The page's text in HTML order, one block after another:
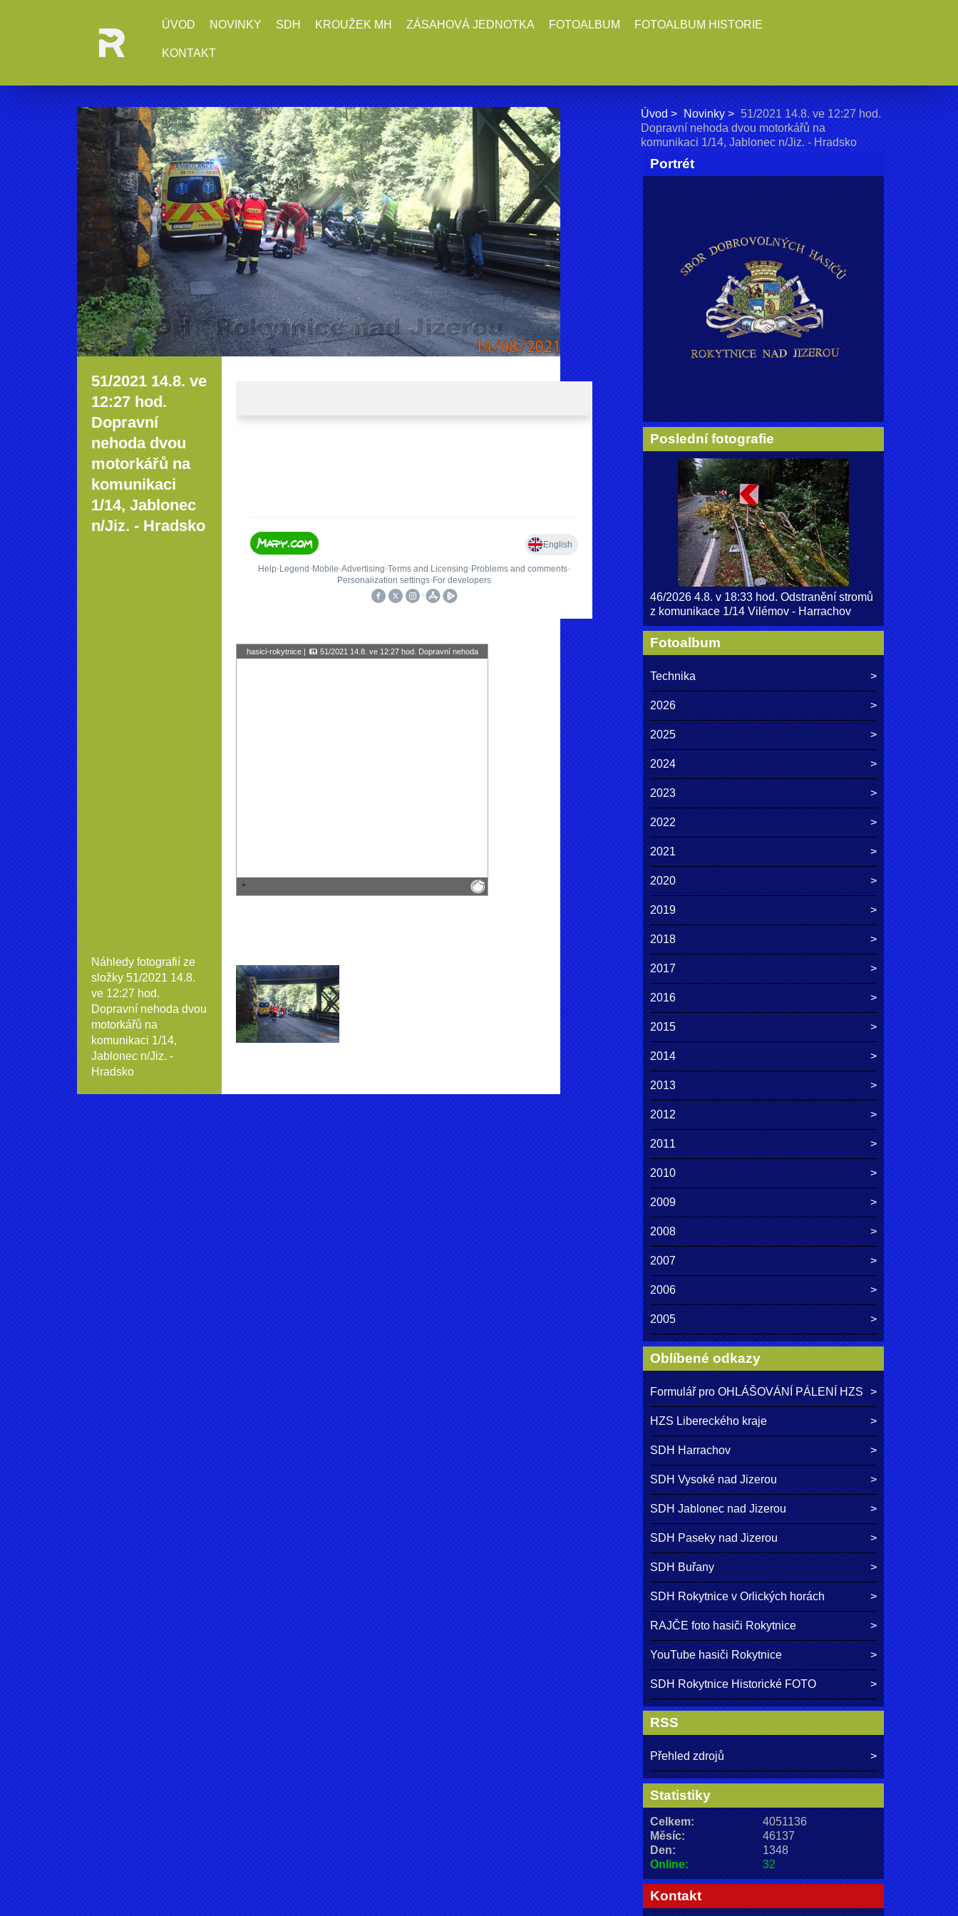
ÚVOD NOVINKY SDH KROUŽEK MH ZÁSAHOVÁ JEDNOTKA FOTOALBUM FOTOALBUM HISTORIE
KONTAKT
51/2021 14.8. ve
12:27 hod.
Dopravní
nehoda dvou
motorkářů na
komunikaci
1/14, Jablonec
n/Jiz. - Hradsko
Náhledy fotografií ze
složky 51/2021 14.8.
ve 12:27 hod.
Dopravní nehoda dvou
motorkářů na
komunikaci 1/14,
Jablonec n/Jiz. -
Hradsko
Úvod Novinky
51/2021 14.8. ve 12:27 hod.
Dopravní nehoda dvou motorkářů na
komunikaci 1/14, Jablonec n/Jiz. - Hradsko
Portrét
Poslední fotografie
46/2026 4.8. v 18:33 hod. Odstranění stromů
z komunikace 1/14 Vilémov - Harrachov
Fotoalbum
Technika
2026
2025
2024
2023
2022
2021
2020
2019
2018
2017
2016
2015
2014
2013
2012
2011
2010
2009
2008
2007
2006
2005
Oblíbené odkazy
Formulář pro OHLÁŠOVÁNÍ PÁLENÍ HZS
HZS Libereckého kraje
SDH Harrachov
SDH Vysoké nad Jizerou
SDH Jablonec nad Jizerou
SDH Paseky nad Jizerou
SDH Buřany
SDH Rokytnice v Orlických horách
RAJČE foto hasiči Rokytnice
YouTube hasiči Rokytnice
SDH Rokytnice Historické FOTO
RSS
Přehled zdrojů
Statistiky
Online: 32
Celkem:
4051136
Měsíc:
46137
Den:
1348
Kontakt